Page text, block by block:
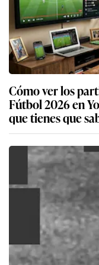
Cómo ver los
Fútbol 2026 en
que tienes que